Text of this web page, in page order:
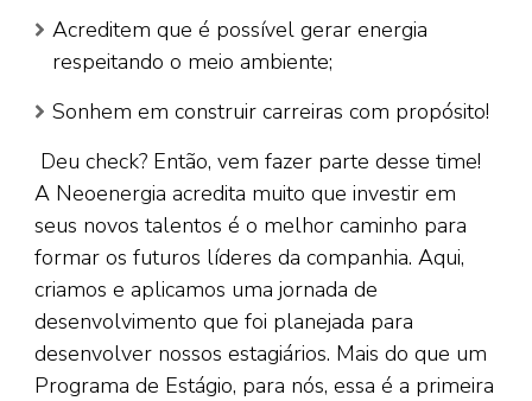
Acreditem que é possível gerar energia
respeitando o meio ambiente;
Sonhem em construir carreiras com propósito!
Deu check? Então, vem fazer parte desse time!
A Neoenergia acredita muito que investir em
seus novos talentos é o melhor caminho para
formar os futuros líderes da companhia. Aqui,
criamos e aplicamos uma jornada de
desenvolvimento que foi planejada para
desenvolver nossos estagiários. Mais do que um
Programa de Estágio, para nós, essa é a primeira